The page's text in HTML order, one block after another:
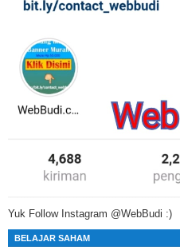
Yuk Follow Instagram @WebBudi :)
BELAJAR SAHAM